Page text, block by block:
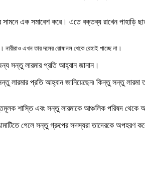
এক সমাবেশ করে। এতে বক্তব্য রাখেন পাহাড়ি
নারীরাও এখন তার দলের রোষানল থেকে রেহাই পাচ্ছে না।
সন্তু লারমার প্রতি আহ্বান জানান।
লারমার প্রতি আহ্বান জানিয়েছেন৷ কিন্তু সন্তু
শাস্তি এবং সন্তু লারমাকে আঞ্চলিক পরিষদ থেকে
গেলে সন্তু গ্রুপের সদস্যরা তাদেরকে অপহরণ